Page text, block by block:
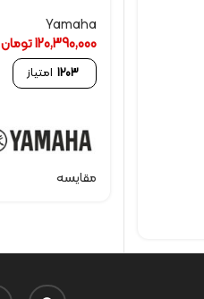
Yamaha
120,390,000تومان
1203 امتیاز
مقایسه